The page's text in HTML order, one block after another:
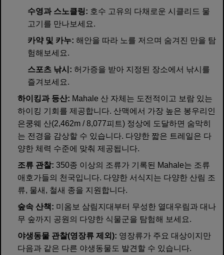
수영과 스노클링: 호수 고유의 다채로운 시클리드 물
고기를 만나보세요.
카약 및 카누: 해안을 따라 노를 저으며 숨겨진 만을 탐
험해보세요.
스포츠 낚시: 허가증을 받아 지정된 장소에서 낚시를
즐겨보세요.
하이킹과 등산: Mahale 산 자체는 도전적이고 보람 있는
하이킹 기회를 제공합니다. 산맥에서 가장 높은 봉우리인
은쿵웨 산(2,462m / 8,077피트) 정상에 도달하면 숨막히
는 전경을 감상할 수 있습니다. 다양한 짧은 트레일은 다
양한 체력 수준에 맞춰 제공됩니다.
조류 관찰: 350종 이상의 조류가 기록된 Mahale는 조류
애호가들의 천국입니다. 다양한 서식지는 다양한 산림 조
류, 물새, 철새 종을 지원합니다.
숲속 산책: 미옴보 삼림지대부터 무성한 열대우림과 대나
무 숲까지 공원의 다양한 식물군을 탐험해 보세요.
야생동물 관찰(영장류 제외): 영장류가 주요 대상이지만
다음과 같은 다른 야생동물도 발견할 수 있습니다.